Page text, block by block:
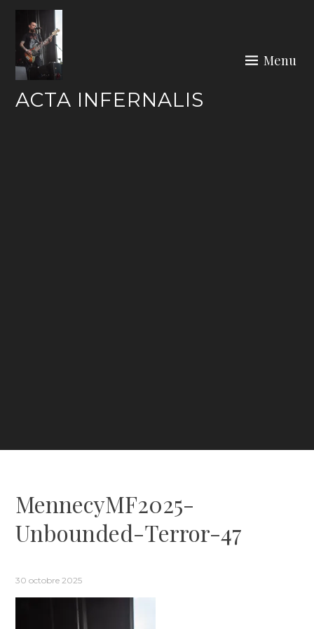
Skip
content
ACTA INFERNALIS
Menu
MennecyMF2025-
Unbounded-Terror-47
30 octobre 2025